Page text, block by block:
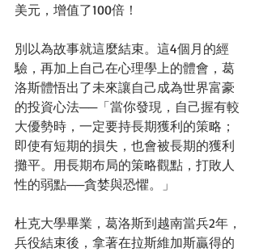
美元，增值了100倍！
別以為故事就這麼結束。這4個月的經
驗，再加上自己在心理學上的體會，葛
洛斯體悟出了未來讓自己成為世界富豪
的投資心法──「當你發現，自己握有較
大優勢時，一定要持長期獲利的策略；
即使有短期的損失，也會被長期的獲利
攤平。用長期布局的策略觀點，打敗人
性的弱點──貪婪與恐懼。」
杜克大學畢業，葛洛斯到越南當兵2年，
兵役結束後，拿著在拉斯維加斯贏得的